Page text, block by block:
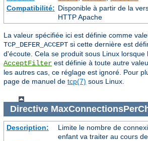
Compatibilité: Disponible à partir de la
HTTP Apache
La valeur spécifiée ici est définie comme
TCP_DEFER_ACCEPT si cette dernière est
d'écoute. Cela se produit sous Linux lorsque
AcceptFilter est définie à toute autre
les autres cas, ce réglage est ignoré. Pour
page de manuel de tcp(7) sous Linux.
Directive
Description:
Limite le nombre de
enfant va traiter au cours